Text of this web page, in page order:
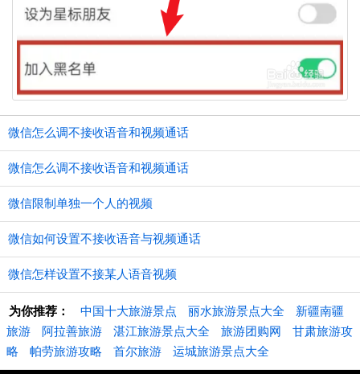
微信怎么调不接收语音和视频通话
微信怎么调不接收语音和视频通话
微信限制单独一个人的视频
微信如何设置不接收语音与视频通话
微信怎样设置不接某人语音视频
为你推荐： 中国十大旅游景点 丽水旅游景点大全
新疆南疆
旅游
阿拉善旅游 湛江旅游景点大全 旅游团购网
甘肃旅游攻
略
帕劳旅游攻略 首尔旅游 运城旅游景点大全